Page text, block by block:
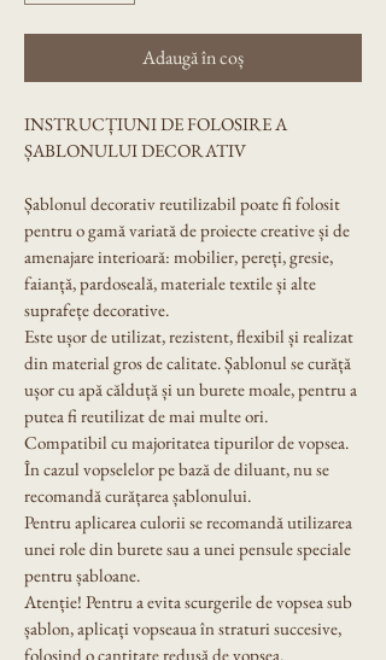
Adaugă în coș
INSTRUCȚIUNI DE FOLOSIRE A
ȘABLONULUI DECORATIV
Șablonul decorativ reutilizabil poate fi folosit
pentru o gamă variată de proiecte creative și de
amenajare interioară: mobilier, pereți, gresie,
faianță, pardoseală, materiale textile și alte
suprafețe decorative.
Este ușor de utilizat, rezistent, flexibil și realizat
din material gros de calitate. Șablonul se curăță
ușor cu apă călduță și un burete moale, pentru a
putea fi reutilizat de mai multe ori.
Compatibil cu majoritatea tipurilor de vopsea.
În cazul vopselelor pe bază de diluant, nu se
recomandă curățarea șablonului.
Pentru aplicarea culorii se recomandă utilizarea
unei role din burete sau a unei pensule speciale
pentru șabloane.
Atenție! Pentru a evita scurgerile de vopsea sub
șablon, aplicați vopseaua în straturi succesive,
folosind o cantitate redusă de vopsea.